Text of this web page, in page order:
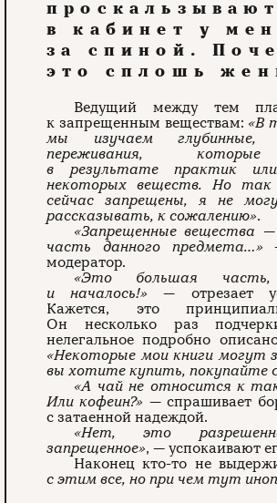
проскальзывают
в кабинет у
за спиной.
это сплошь
Ведущий между тем
к запрещенным веществам: «В
мы изучаем глубинные,
переживания,
в результате практик или
некоторых веществ. Но
сейчас запрещены, я не
рассказывать, к сожалению».
«Запрещенные вещества
часть данного предмета…»
модератор.
«Это большая
и началось!» — отрезает
Кажется, это
Он несколько раз
нелегальное подробно
«Некоторые мои книги могут
вы хотите купить, покупайте
«А чай не относится к
Или кофеин?» — спрашивает
с затаенной надеждой.
«Нет, это
запрещенное», — успокаивают
Наконец кто-то не
с этим все, но при чем тут